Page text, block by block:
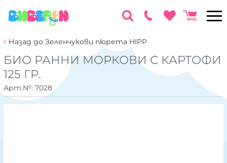
Назад до Зеленчукови пюрета HIPP
БИО РАННИ МОРКОВИ С КАРТОФИ
125 ГР.
Арт.№: 7028